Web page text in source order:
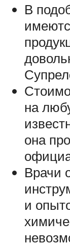
В
на
она
Врачи
и